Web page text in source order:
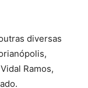
diversas
Ramos,